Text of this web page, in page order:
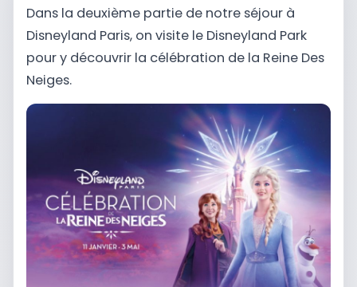
Dans la deuxième partie de notre séjour à
Disneyland Paris, on visite le Disneyland Park
pour y découvrir la célébration de la Reine Des
Neiges.